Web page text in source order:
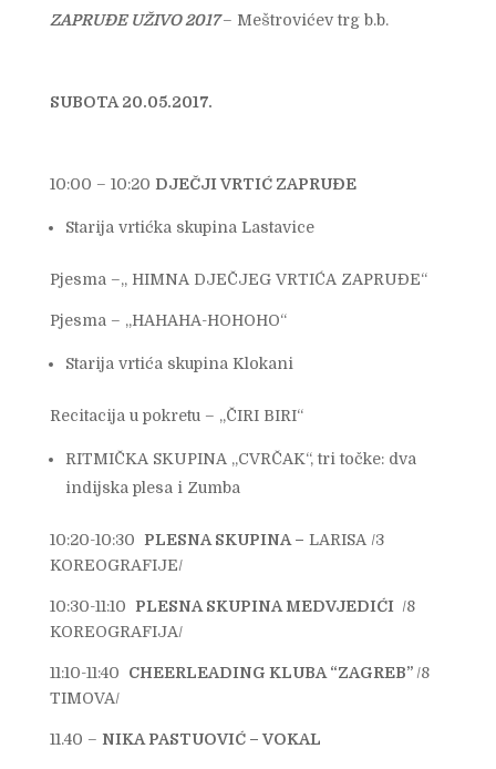
ZAPRUĐE UŽIVO 2017– Meštrovićev trg b.b.
SUBOTA 20.05.2017.
10:00 – 10:20 DJEČJI VRTIĆ ZAPRUĐE
Starija vrtićka skupina Lastavice
Pjesma –„ HIMNA DJEČJEG VRTIĆA ZAPRUĐE“
Pjesma – „HAHAHA-HOHOHO“
Starija vrtića skupina Klokani
Recitacija u pokretu – „ČIRI BIRI“
RITMIČKA SKUPINA „CVRČAK“, tri točke: dva
indijska plesa i Zumba
10:20-10:30 PLESNA SKUPINA – LARISA /3
KOREOGRAFIJE/
10:30-11:10 PLESNA SKUPINA MEDVJEDIĆI /8
KOREOGRAFIJA/
11:10-11:40 CHEERLEADING KLUBA “ZAGREB” /8
TIMOVA/
11.40 – NIKA PASTUOVIĆ– VOKAL